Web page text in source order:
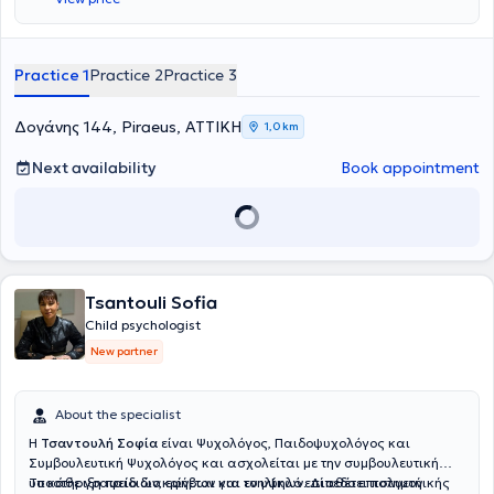
Practice 1Practice 2Practice 3
Δογάνης 144, Piraeus, ΑΤΤΙΚΗ 1,0 km
Next availability Book appointment
Tsantouli Sofia
Child psychologist
New partner
About the specialist
Η Τσαντουλή Σοφία είναι Ψυχολόγος, Παιδοψυχολόγος και
Συμβουλευτική Ψυχολόγος και ασχολείται με την συμβουλευτική
υποστήριξη παιδιών, εφήβων και ενηλίκων. Διαθέτει πολυετή
Το κάθε γραφείο διακρίνεται για το υψηλό επίπεδο επιστημονικής